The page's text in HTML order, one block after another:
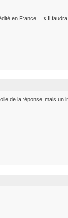
en France... :s Il
de la réponse, mais un